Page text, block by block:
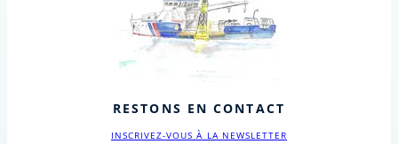
RESTONS EN CONTACT
INSCRIVEZ-VOUS À LA NEWSLETTER